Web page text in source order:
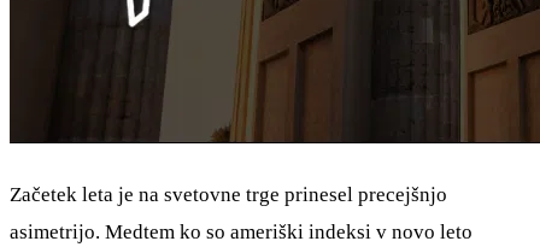
Začetek leta je na svetovne trge prinesel precejšnjo
asimetrijo. Medtem ko so ameriški indeksi v novo leto